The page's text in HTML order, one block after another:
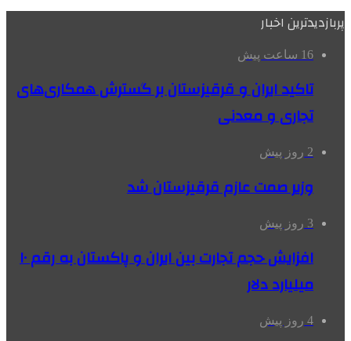
پربازدیدترین اخبار
16 ساعت پیش
تاکید ایران و قرقیزستان بر گسترش همکاری‌های
تجاری و معدنی
2 روز پیش
وزیر صمت عازم قرقیزستان شد
3 روز پیش
افزایش حجم تجارت بین ایران و پاکستان به رقم ۱۰
میلیارد دلار
4 روز پیش